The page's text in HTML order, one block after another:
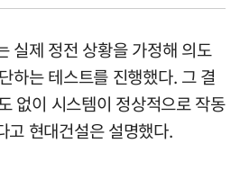
실제 정전 상황을 가정해 의도
하는 테스트를 진행했다. 그 결
없이 시스템이 정상적으로 작동
고 현대건설은 설명했다.